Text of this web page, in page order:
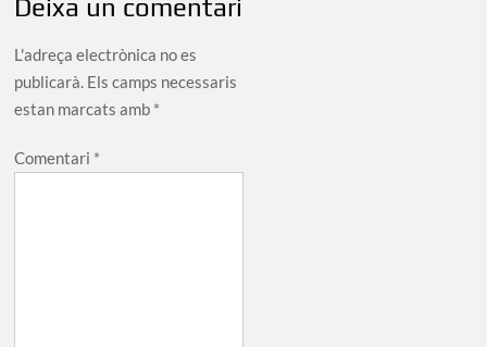
Deixa un comentari
L'adreça electrònica no es
publicarà. Els camps necessaris
estan marcats amb *
Comentari *